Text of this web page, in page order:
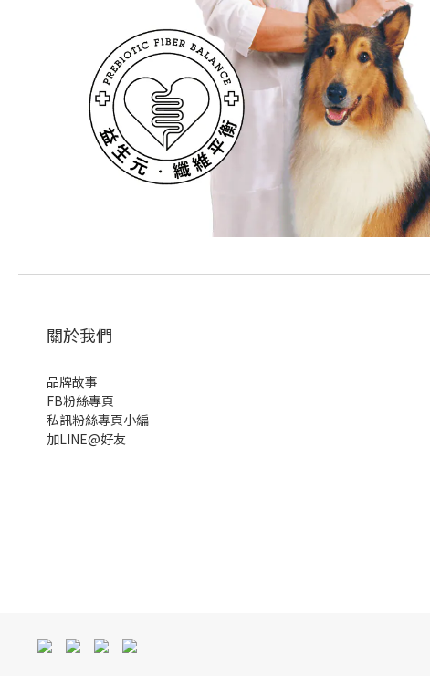
關於我們
品牌故事
FB粉絲專頁
私訊粉絲專頁小編
加LINE@好友